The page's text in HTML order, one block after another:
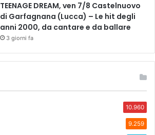
TEENAGE DREAM, ven 7/8 Castelnuovo
di Garfagnana (Lucca) – Le hit degli
anni 2000, da cantare e da ballare
3 giorni fa
10.960
9.259